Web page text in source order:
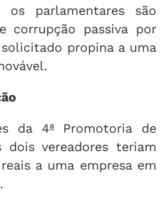
os parlamentares são
corrupção passiva por
propina a uma
da 4ª Promotoria de
vereadores teriam
a uma empresa em